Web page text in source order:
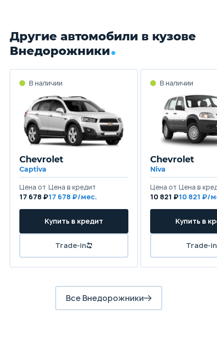
Трансмиссия
Механическая
Привод
Передний
Передняя подвеска
Независимая - McPherson
Независимая - многорычажная
Передние тормоза
Дисковые вентилируемые
Задние тормоза
Другие автомобили в кузове
Внедорожники
В наличии
Chevrolet
Captiva
Цена от
17 678 ₽
Цена в кредит
17 678 ₽/мес.
Купить в кредит
Trade-in
В наличии
Chevrolet
Niva
Цена от
10 821 ₽
Цена в
10 821 ₽/
Купить в
Trade-in
Все Внедорожники